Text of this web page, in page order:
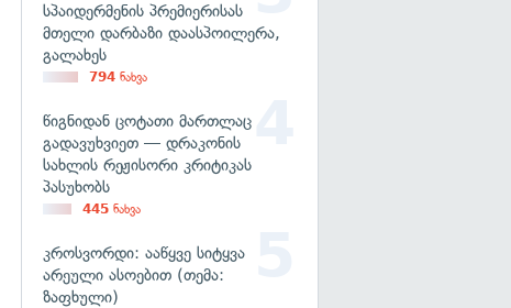
სპაიდერმენის პრემიერისას
მთელი დარბაზი დაასპოილერა,
გალახეს
794 ნახვა
წიგნიდან ცოტათი მართლაც
გადავუხვიეთ — დრაკონის
სახლის რეჟისორი კრიტიკას
პასუხობს
445 ნახვა
კროსვორდი: ააწყვე სიტყვა
არეული ასოებით (თემა:
ზაფხული)